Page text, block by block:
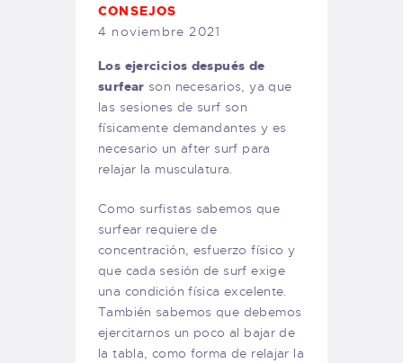
CONSEJOS
4 noviembre 2021
Los ejercicios después de
surfear son necesarios, ya que
las sesiones de surf son
físicamente demandantes y es
necesario un after surf para
relajar la musculatura.
Como surfistas sabemos que
surfear requiere de
concentración, esfuerzo físico y
que cada sesión de surf exige
una condición física excelente.
También sabemos que debemos
ejercitarnos un poco al bajar de
la tabla, como forma de relajar la